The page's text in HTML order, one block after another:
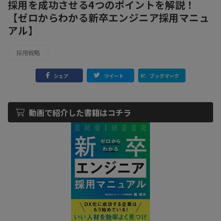
採用を成功させる4つのポイントを解説！
【ゼロからわかる新卒エンジニア採用マニュ
アル】
採用戦略
シェア ツイート ブックマーク
動画で紹介した書籍はコチラ